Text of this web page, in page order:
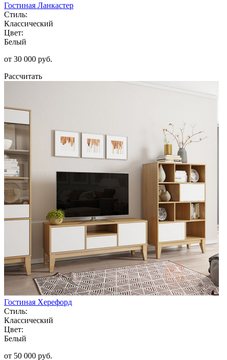
Гостиная Ланкастер
Стиль:
Классический
Цвет:
Белый
от 30 000 руб.
Рассчитать
Гостиная Херефорд
Стиль:
Классический
Цвет:
Белый
от 50 000 руб.